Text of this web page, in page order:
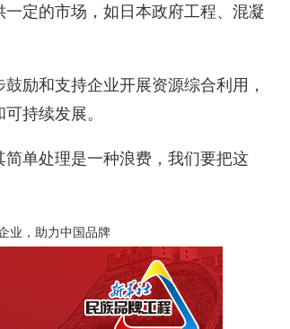
定的市场，如日本政府工程、混凝
励和支持企业开展资源综合利用，
持续发展。
简单处理是一种浪费，我们要把这
业，助力中国品牌